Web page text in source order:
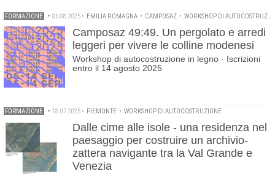
FORMAZIONE • 06.08.2025 • EMILIA ROMAGNA • CAMPOSAZ • WORKSHOP DI AUTOCOSTRUZIONE
Camposaz 49:49. Un pergolato e arredi
leggeri per vivere le colline modenesi
Workshop di autocostruzione in legno · Iscrizioni
entro il 14 agosto 2025
FORMAZIONE • 18.07.2025 • PIEMONTE • WORKSHOP DI AUTOCOSTRUZIONE
Dalle cime alle isole - una residenza nel
paesaggio per costruire un archivio-
zattera navigante tra la Val Grande e
Venezia